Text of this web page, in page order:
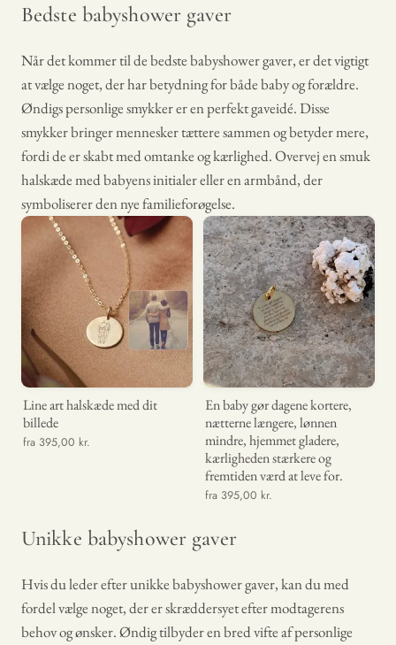
Bedste babyshower gaver
Når det kommer til de bedste babyshower gaver, er det vigtigt
at vælge noget, der har betydning for både baby og forældre.
Øndigs personlige smykker er en perfekt gaveidé. Disse
smykker bringer mennesker tættere sammen og betyder mere,
fordi de er skabt med omtanke og kærlighed. Overvej en smuk
halskæde med babyens initialer eller en armbånd, der
symboliserer den nye familieforøgelse.
Line art halskæde med dit
billede
fra 395,00 kr.
En baby gør dagene kortere,
nætterne længere, lønnen
mindre, hjemmet gladere,
kærligheden stærkere og
fremtiden værd at leve for.
fra 395,00 kr.
Unikke babyshower gaver
Hvis du leder efter unikke babyshower gaver, kan du med
fordel vælge noget, der er skræddersyet efter modtagerens
behov og ønsker. Øndig tilbyder en bred vifte af personlige